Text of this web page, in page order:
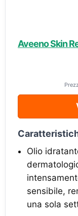
Aveeno Skin
Olio
sensibile,
una sola